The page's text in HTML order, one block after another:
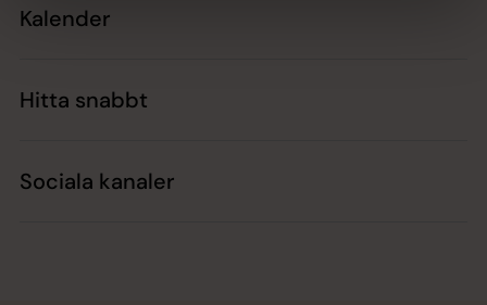
Kalender
Hitta snabbt
Sociala kanaler